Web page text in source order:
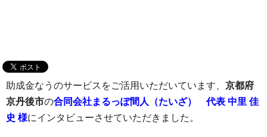
助成金なうのサービスをご活用いただいています、 京都府
京丹後市の合同会社まるっぽ間人（たいざ） 代表 中里 佳
史 様にインタビューさせていただきました。